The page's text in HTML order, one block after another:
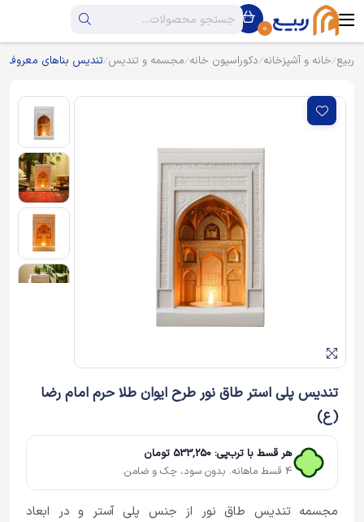
0
ربیع خانه و آشپزخانه دکوراسیون خانه مجسمه و تندیس تندیس بناهای معروف
تندیس پلی استر طاق نور طرح ایوان طلا حرم امام رضا
(ع)
هر قسط با ترب‌پی: 533,250 تومان
4 قسط ماهانه. بدون سود، چک و ضامن.
مجسمه تندیس طاق نور از جنس پلی آستر و در ابعاد